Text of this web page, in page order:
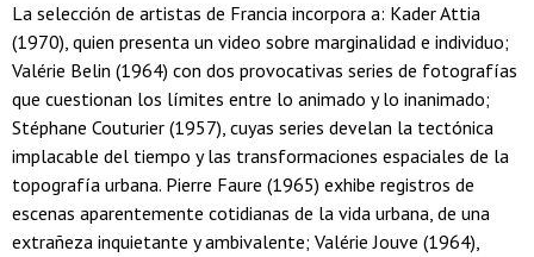
La selección de artistas de Francia incorpora a: Kader Attia
(1970), quien presenta un video sobre marginalidad e individuo;
Valérie Belin (1964) con dos provocativas series de fotografías
que cuestionan los límites entre lo animado y lo inanimado;
Stéphane Couturier (1957), cuyas series develan la tectónica
implacable del tiempo y las transformaciones espaciales de la
topografía urbana. Pierre Faure (1965) exhibe registros de
escenas aparentemente cotidianas de la vida urbana, de una
extrañeza inquietante y ambivalente; Valérie Jouve (1964),